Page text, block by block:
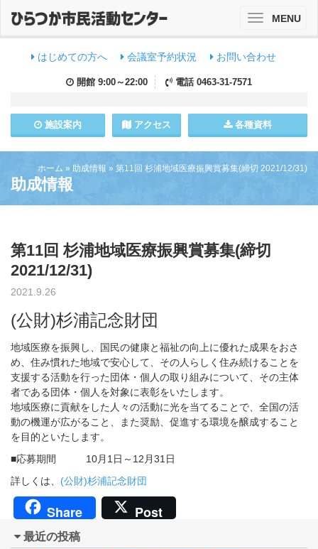
はじめての方へ 会議室予約状況 お問い合わせ
開館 9:00～22:00 電話 0463-31-7571
施設案内 アクセス 各種資料
ToggleMENU
ホーム » 助成情報 » 第11回 杉浦地域医療振興賞募集(締切 2021/12/31)
助成情報
第11回 杉浦地域医療振興賞募集(締切
2021/12/31)
2021.9.26
(公財)杉浦記念財団
地域医療を振興し、国民の健康と福祉の向上に優れた成果をおさ
め、住み慣れた地域で安心して、その人らしく住み続けることを
支援する活動を行った団体・個人の取り組みについて、その主体
者である団体・個人を対象に表彰をいたします。
地域医療に貢献をした人々の活動に光を当てることで、全国の活
動の機運が広がること、また奨励、促進する環境を醸成すること
を目的といたします。
■応募期間 10月1日～12月31日
詳しくは、 (公財)杉浦記念財団
Share Post
最近の投稿